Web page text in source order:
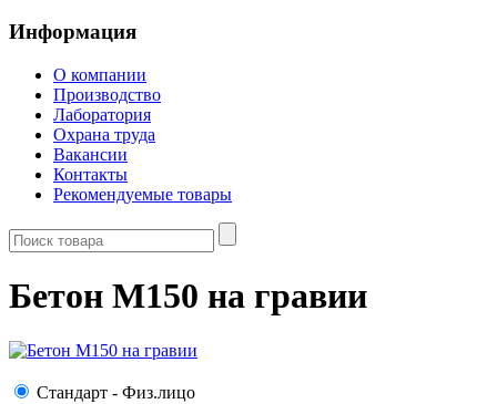
Информация
О компании
Производство
Лаборатория
Охрана труда
Вакансии
Контакты
Рекомендуемые товары
Бетон М150 на гравии
Стандарт - Физ.лицо